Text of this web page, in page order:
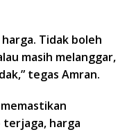
Tidak boleh
masih melanggar,
tegas Amran.
harga